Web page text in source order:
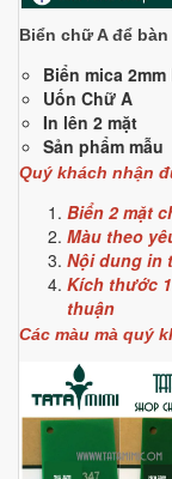
Biển chữ A để bàn
Biển mica
Uốn Chữ A
In lên 2 mặt
Sản phẩm mẫu
Quý khách nhận
Biển 2 mặt
Màu theo
Nội dung in
Kích thước
thuận
Các màu mà quý